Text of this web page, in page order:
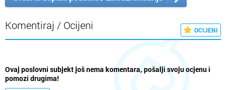
Komentiraj / Ocijeni OCIJENI
Ovaj poslovni subjekt još nema komentara, pošalji svoju ocjenu i
pomozi drugima!